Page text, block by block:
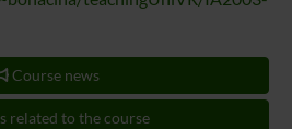
Course news
related to the course